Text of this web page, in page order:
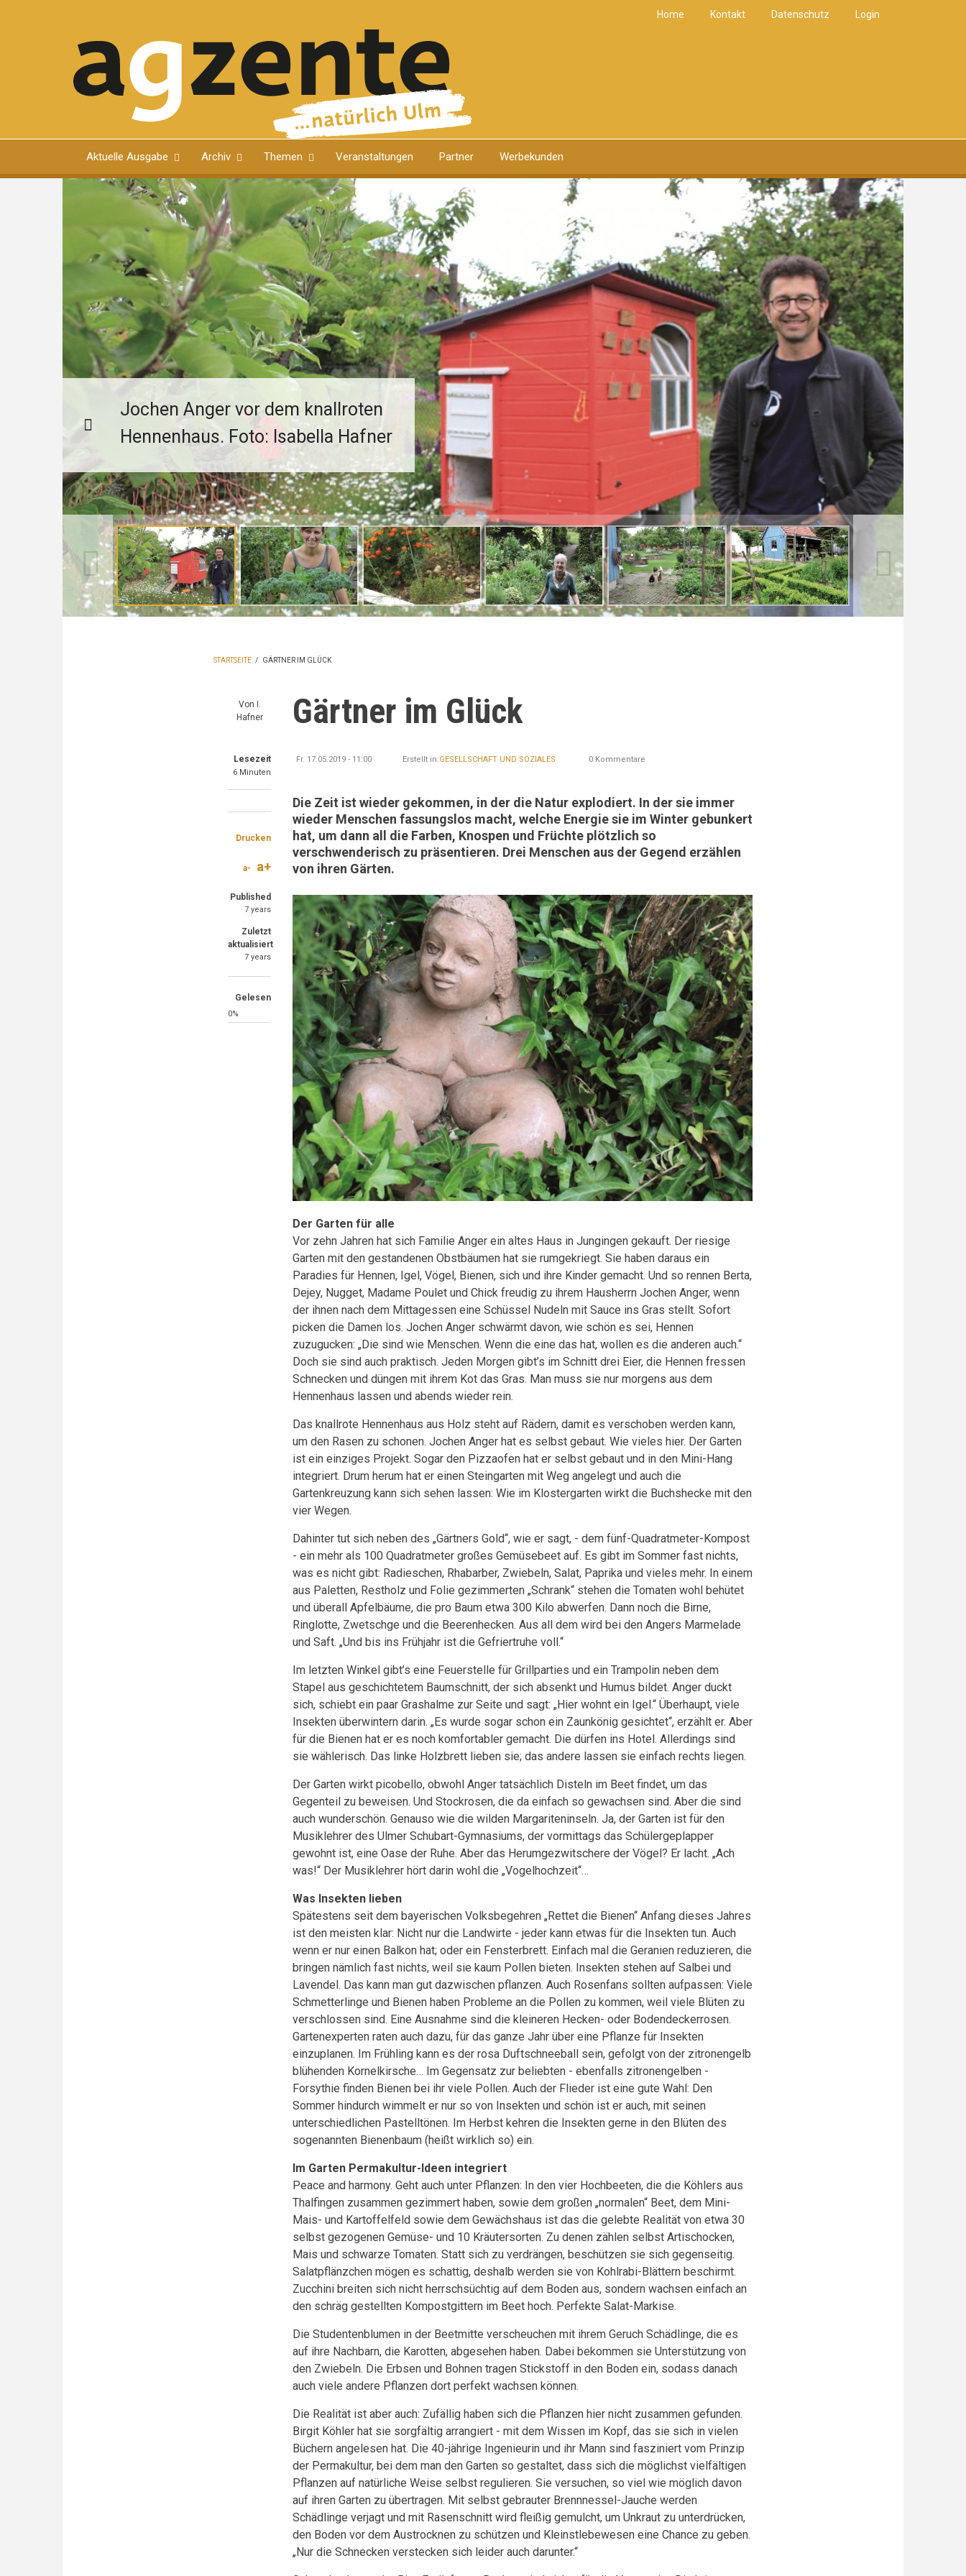
Home Kontakt Datenschutz Login
Aktuelle Ausgabe Archiv Themen Veranstaltungen Partner Werbekunden
Jochen Anger vor dem knallroten
Hennenhaus. Foto: Isabella Hafner
STARTSEITE / GÄRTNER IM GLÜCK
Von I.
Hafner
Lesezeit
6 Minuten
Share
Facebook
Share
Twitter
Share
through
email
Drucken
a- a+
Published
7 years
Zuletzt
aktualisiert
7 years
Gelesen
0%
Gärtner im Glück
Fr. 17.05.2019 - 11:00 Erstellt in:GESELLSCHAFT UND SOZIALES 0 Kommentare
Die Zeit ist wieder gekommen, in der die Natur explodiert. In der sie immer
wieder Menschen fassungslos macht, welche Energie sie im Winter gebunkert
hat, um dann all die Farben, Knospen und Früchte plötzlich so
verschwenderisch zu präsentieren. Drei Menschen aus der Gegend erzählen
von ihren Gärten.
Der Garten für alle
Vor zehn Jahren hat sich Familie Anger ein altes Haus in Jungingen gekauft. Der riesige
Garten mit den gestandenen Obstbäumen hat sie rumgekriegt. Sie haben daraus ein
Paradies für Hennen, Igel, Vögel, Bienen, sich und ihre Kinder gemacht. Und so rennen Berta,
Dejey, Nugget, Madame Poulet und Chick freudig zu ihrem Hausherrn Jochen Anger, wenn
der ihnen nach dem Mittagessen eine Schüssel Nudeln mit Sauce ins Gras stellt. Sofort
picken die Damen los. Jochen Anger schwärmt davon, wie schön es sei, Hennen
zuzugucken: „Die sind wie Menschen. Wenn die eine das hat, wollen es die anderen auch.“
Doch sie sind auch praktisch. Jeden Morgen gibt’s im Schnitt drei Eier, die Hennen fressen
Schnecken und düngen mit ihrem Kot das Gras. Man muss sie nur morgens aus dem
Hennenhaus lassen und abends wieder rein.
Das knallrote Hennenhaus aus Holz steht auf Rädern, damit es verschoben werden kann,
um den Rasen zu schonen. Jochen Anger hat es selbst gebaut. Wie vieles hier. Der Garten
ist ein einziges Projekt. Sogar den Pizzaofen hat er selbst gebaut und in den Mini-Hang
integriert. Drum herum hat er einen Steingarten mit Weg angelegt und auch die
Gartenkreuzung kann sich sehen lassen: Wie im Klostergarten wirkt die Buchshecke mit den
vier Wegen.
Dahinter tut sich neben des „Gärtners Gold“, wie er sagt, - dem fünf-Quadratmeter-Kompost
- ein mehr als 100 Quadratmeter großes Gemüsebeet auf. Es gibt im Sommer fast nichts,
was es nicht gibt: Radieschen, Rhabarber, Zwiebeln, Salat, Paprika und vieles mehr. In einem
aus Paletten, Restholz und Folie gezimmerten „Schrank“ stehen die Tomaten wohl behütet
und überall Apfelbäume, die pro Baum etwa 300 Kilo abwerfen. Dann noch die Birne,
Ringlotte, Zwetschge und die Beerenhecken. Aus all dem wird bei den Angers Marmelade
und Saft. „Und bis ins Frühjahr ist die Gefriertruhe voll.“
Im letzten Winkel gibt’s eine Feuerstelle für Grillparties und ein Trampolin neben dem
Stapel aus geschichtetem Baumschnitt, der sich absenkt und Humus bildet. Anger duckt
sich, schiebt ein paar Grashalme zur Seite und sagt: „Hier wohnt ein Igel.“ Überhaupt, viele
Insekten überwintern darin. „Es wurde sogar schon ein Zaunkönig gesichtet“, erzählt er. Aber
für die Bienen hat er es noch komfortabler gemacht. Die dürfen ins Hotel. Allerdings sind
sie wählerisch. Das linke Holzbrett lieben sie; das andere lassen sie einfach rechts liegen.
Der Garten wirkt picobello, obwohl Anger tatsächlich Disteln im Beet findet, um das
Gegenteil zu beweisen. Und Stockrosen, die da einfach so gewachsen sind. Aber die sind
auch wunderschön. Genauso wie die wilden Margariteninseln. Ja, der Garten ist für den
Musiklehrer des Ulmer Schubart-Gymnasiums, der vormittags das Schülergeplapper
gewohnt ist, eine Oase der Ruhe. Aber das Herumgezwitschere der Vögel? Er lacht. „Ach
was!“ Der Musiklehrer hört darin wohl die „Vogelhochzeit“…
Was Insekten lieben
Spätestens seit dem bayerischen Volksbegehren „Rettet die Bienen“ Anfang dieses Jahres
ist den meisten klar: Nicht nur die Landwirte - jeder kann etwas für die Insekten tun. Auch
wenn er nur einen Balkon hat; oder ein Fensterbrett. Einfach mal die Geranien reduzieren, die
bringen nämlich fast nichts, weil sie kaum Pollen bieten. Insekten stehen auf Salbei und
Lavendel. Das kann man gut dazwischen pflanzen. Auch Rosenfans sollten aufpassen: Viele
Schmetterlinge und Bienen haben Probleme an die Pollen zu kommen, weil viele Blüten zu
verschlossen sind. Eine Ausnahme sind die kleineren Hecken- oder Bodendeckerrosen.
Gartenexperten raten auch dazu, für das ganze Jahr über eine Pflanze für Insekten
einzuplanen. Im Frühling kann es der rosa Duftschneeball sein, gefolgt von der zitronengelb
blühenden Kornelkirsche… Im Gegensatz zur beliebten - ebenfalls zitronengelben -
Forsythie finden Bienen bei ihr viele Pollen. Auch der Flieder ist eine gute Wahl: Den
Sommer hindurch wimmelt er nur so von Insekten und schön ist er auch, mit seinen
unterschiedlichen Pastelltönen. Im Herbst kehren die Insekten gerne in den Blüten des
sogenannten Bienenbaum (heißt wirklich so) ein.
Im Garten Permakultur-Ideen integriert
Peace and harmony. Geht auch unter Pflanzen: In den vier Hochbeeten, die die Köhlers aus
Thalfingen zusammen gezimmert haben, sowie dem großen „normalen“ Beet, dem Mini-
Mais- und Kartoffelfeld sowie dem Gewächshaus ist das die gelebte Realität von etwa 30
selbst gezogenen Gemüse- und 10 Kräutersorten. Zu denen zählen selbst Artischocken,
Mais und schwarze Tomaten. Statt sich zu verdrängen, beschützen sie sich gegenseitig.
Salatpflänzchen mögen es schattig, deshalb werden sie von Kohlrabi-Blättern beschirmt.
Zucchini breiten sich nicht herrschsüchtig auf dem Boden aus, sondern wachsen einfach an
den schräg gestellten Kompostgittern im Beet hoch. Perfekte Salat-Markise.
Die Studentenblumen in der Beetmitte verscheuchen mit ihrem Geruch Schädlinge, die es
auf ihre Nachbarn, die Karotten, abgesehen haben. Dabei bekommen sie Unterstützung von
den Zwiebeln. Die Erbsen und Bohnen tragen Stickstoff in den Boden ein, sodass danach
auch viele andere Pflanzen dort perfekt wachsen können.
Die Realität ist aber auch: Zufällig haben sich die Pflanzen hier nicht zusammen gefunden.
Birgit Köhler hat sie sorgfältig arrangiert - mit dem Wissen im Kopf, das sie sich in vielen
Büchern angelesen hat. Die 40-jährige Ingenieurin und ihr Mann sind fasziniert vom Prinzip
der Permakultur, bei dem man den Garten so gestaltet, dass sich die möglichst vielfältigen
Pflanzen auf natürliche Weise selbst regulieren. Sie versuchen, so viel wie möglich davon
auf ihren Garten zu übertragen. Mit selbst gebrauter Brennnessel-Jauche werden
Schädlinge verjagt und mit Rasenschnitt wird fleißig gemulcht, um Unkraut zu unterdrücken,
den Boden vor dem Austrocknen zu schützen und Kleinstlebewesen eine Chance zu geben.
„Nur die Schnecken verstecken sich leider auch darunter.“